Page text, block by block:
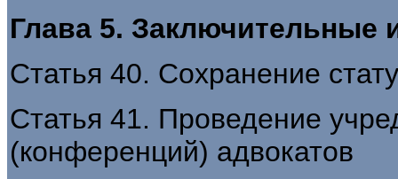
Глава 5. Заключительные
Статья 40. Сохранение
Статья 41. Проведение
(конференций) адвокатов